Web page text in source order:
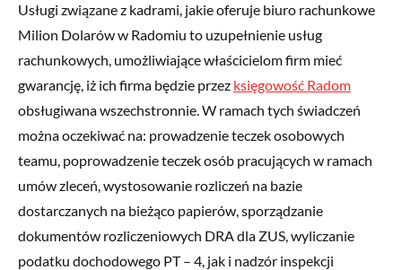
Usługi związane z kadrami, jakie oferuje biuro rachunkowe
Milion Dolarów w Radomiu to uzupełnienie usług
rachunkowych, umożliwiające właścicielom firm mieć
gwarancję, iż ich firma będzie przez księgowość Radom
obsługiwana wszechstronnie. W ramach tych świadczeń
można oczekiwać na: prowadzenie teczek osobowych
teamu, poprowadzenie teczek osób pracujących w ramach
umów zleceń, wystosowanie rozliczeń na bazie
dostarczanych na bieżąco papierów, sporządzanie
dokumentów rozliczeniowych DRA dla ZUS, wyliczanie
podatku dochodowego PT – 4, jak i nadzór inspekcji